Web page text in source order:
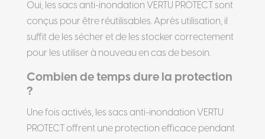
Oui, les sacs anti-inondation VERTU PROTECT sont
conçus pour être réutilisables. Après utilisation, il
suffit de les sécher et de les stocker correctement
pour les utiliser à nouveau en cas de besoin.
Combien de temps dure la protection
?
Une fois activés, les sacs anti-inondation VERTU
PROTECT offrent une protection efficace pendant